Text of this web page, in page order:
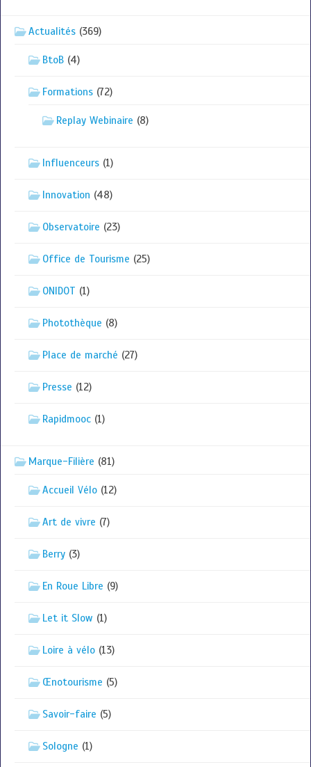
Actualités (369)
BtoB (4)
Formations (72)
Replay Webinaire (8)
Influenceurs (1)
Innovation (48)
Observatoire (23)
Office de Tourisme (25)
ONIDOT (1)
Photothèque (8)
Place de marché (27)
Presse (12)
Rapidmooc (1)
Marque-Filière (81)
Accueil Vélo (12)
Art de vivre (7)
Berry (3)
En Roue Libre (9)
Let it Slow (1)
Loire à vélo (13)
Œnotourisme (5)
Savoir-faire (5)
Sologne (1)